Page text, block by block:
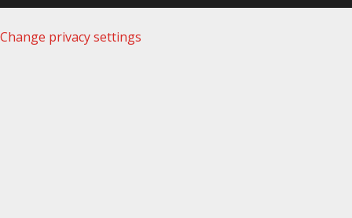
Change privacy settings